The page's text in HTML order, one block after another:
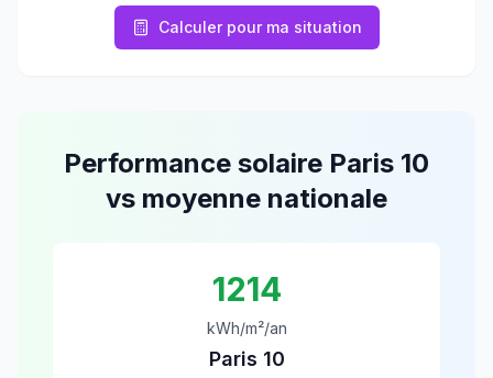
Calculer pour ma situation
Performance solaire Paris 10
vs moyenne nationale
1214
kWh/m²/an
Paris 10